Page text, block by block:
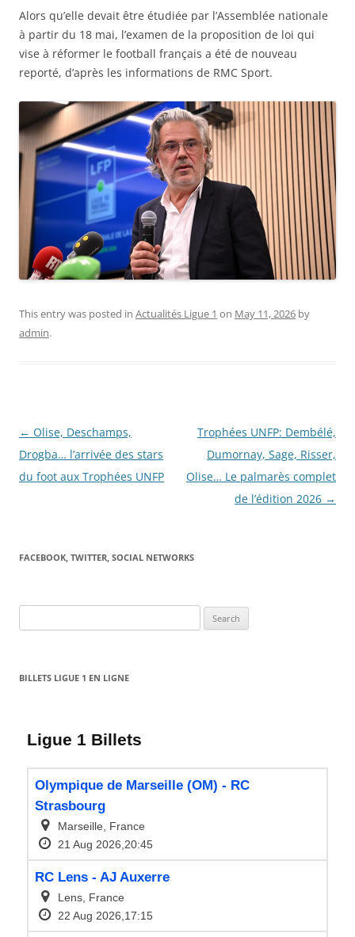
Alors qu’elle devait être étudiée par l’Assemblée nationale
à partir du 18 mai, l’examen de la proposition de loi qui
vise à réformer le football français a été de nouveau
reporté, d’après les informations de RMC Sport.
This entry was posted in Actualités Ligue 1 on May 11, 2026 by
admin.
Post
navigation
← Olise, Deschamps,
Drogba… l’arrivée des stars
du foot aux Trophées UNFP
Trophées UNFP: Dembélé,
Dumornay, Sage, Risser,
Olise… Le palmarès complet
de l’édition 2026 →
FACEBOOK, TWITTER, SOCIAL NETWORKS
for:
BILLETS LIGUE 1 EN LIGNE